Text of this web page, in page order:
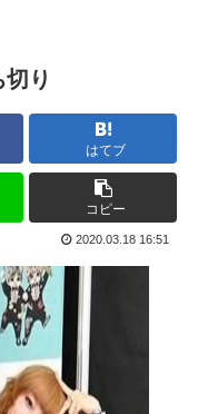
結するだろう」と表...
員らを性接待
のはオバマのせい」
も抜けない
っきり言わなかった...
風のおかげでこうな...
ぎ。思想関係なく応...
しな家」とかいう微...
を辞め、原爆が落と...
り
はてブ
コピー
2020.03.18 16:51